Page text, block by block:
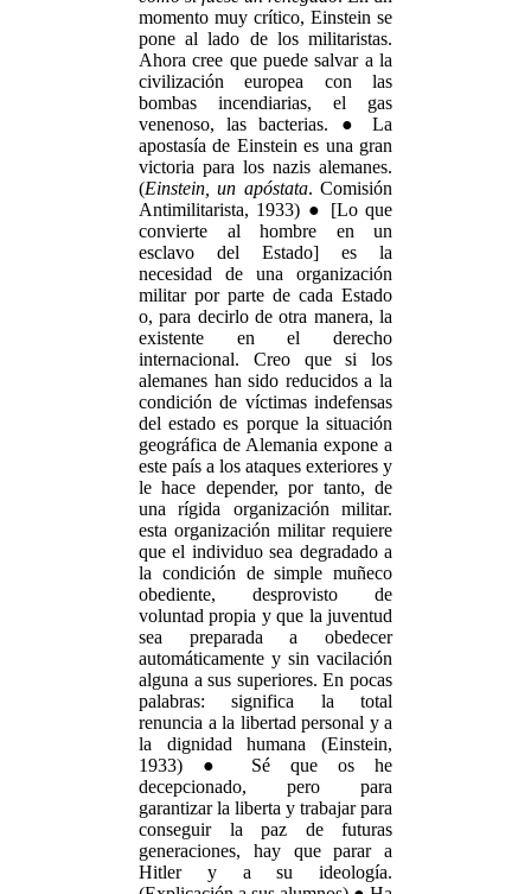
momento muy crítico, Einstein se
pone al lado de los militaristas.
Ahora cree que puede salvar a la
civilización europea con las
bombas incendiarias, el gas
venenoso, las bacterias. ● La
apostasía de Einstein es una gran
victoria para los nazis alemanes.
(Einstein, un apóstata. Comisión
Antimilitarista, 1933) ● [Lo que
convierte al hombre en un
esclavo del Estado] es la
necesidad de una organización
militar por parte de cada Estado
o, para decirlo de otra manera, la
existente en el derecho
internacional. Creo que si los
alemanes han sido reducidos a la
condición de víctimas indefensas
del estado es porque la situación
geográfica de Alemania expone a
este país a los ataques exteriores y
le hace depender, por tanto, de
una rígida organización militar.
esta organización militar requiere
que el individuo sea degradado a
la condición de simple muñeco
obediente, desprovisto de
voluntad propia y que la juventud
sea preparada a obedecer
automáticamente y sin vacilación
alguna a sus superiores. En pocas
palabras: significa la total
renuncia a la libertad personal y a
la dignidad humana (Einstein,
1933) ● Sé que os he
decepcionado, pero para
garantizar la liberta y trabajar para
conseguir la paz de futuras
generaciones, hay que parar a
Hitler y a su ideología.